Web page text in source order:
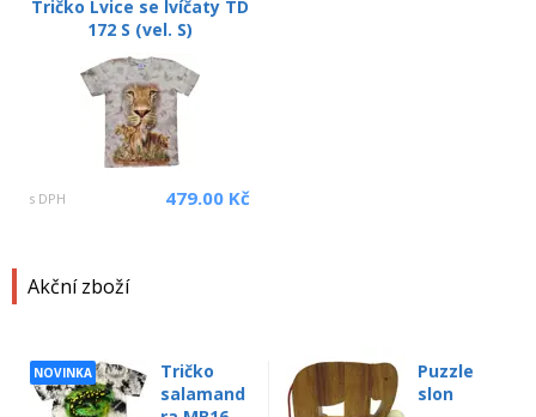
Akční zboží
NOVINKA
Tričko
salamand
Puzzle
slon
Tričko Lvice se lvíčaty TD
172 S (vel. S)
s DPH 479.00 Kč